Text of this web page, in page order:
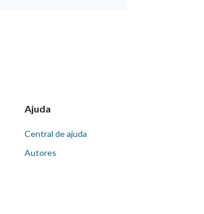
Ajuda
Central de ajuda
Autores